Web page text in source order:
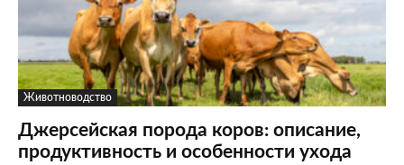
Животноводство
Джерсейская порода коров: описание,
продуктивность и особенности ухода